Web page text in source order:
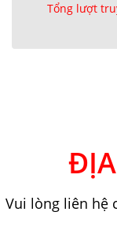
Tổng lượt
Vui lòng liên hệ